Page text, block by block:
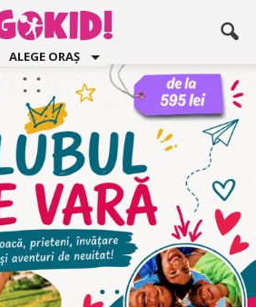
ALEGE ORAȘ